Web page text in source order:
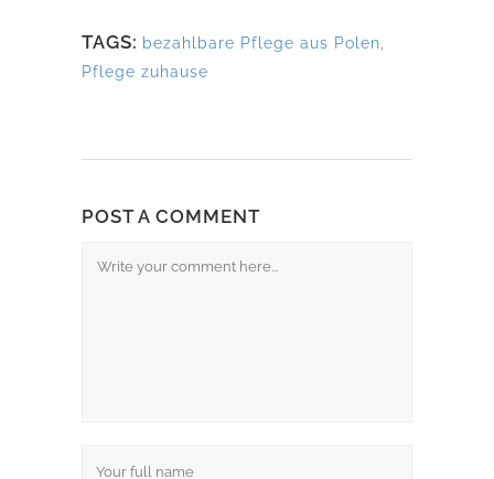
TAGS: bezahlbare Pflege aus Polen
Pflege zuhause
POST A COMMENT